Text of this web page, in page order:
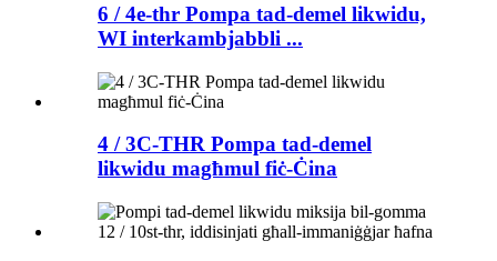
6 / 4e-thr Pompa tad-demel likwidu,
WI interkambjabbli ...
4 / 3C-THR Pompa tad-demel
likwidu magħmul fiċ-Ċina